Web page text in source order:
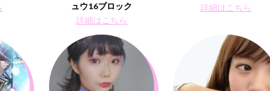
ュウ16ブロック
詳細はこちら
詳細はこちら